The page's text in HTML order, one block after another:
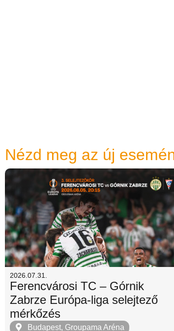
Nézd meg az új
2026.07.31.
Ferencvárosi TC – Górnik
Zabrze Európa-liga selejtező
mérkőzés
Budapest, Groupama Aréna